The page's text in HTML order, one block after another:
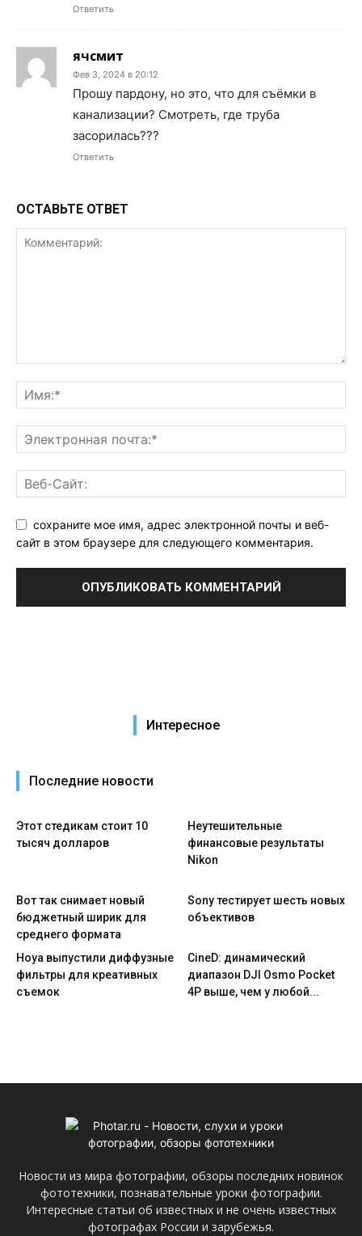
Ответить
ячсмит
Фев 3, 2024 в 20:12
Прошу пардону, но это, что для съёмки в
канализации? Смотреть, где труба
засорилась???
Ответить
ОСТАВЬТЕ ОТВЕТ
сохраните мое имя, адрес электронной почты и веб-
сайт в этом браузере для следующего комментария.
Интересное
Последние новости
Этот стедикам стоит 10
тысяч долларов
Неутешительные
финансовые результаты
Nikon
Вот так снимает новый
бюджетный ширик для
среднего формата
Sony тестирует шесть новых
объективов
Hoya выпустили диффузные
фильтры для креативных
съемок
CineD: динамический
диапазон DJI Osmo Pocket
4P выше, чем у любой...
Новости из мира фотографии, обзоры последних новинок
фототехники, познавательные уроки фотографии.
Интересные статьи об известных и не очень известных
фотографах России и зарубежья.